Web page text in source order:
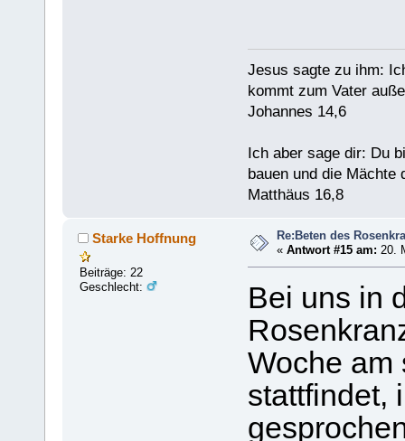
Jesus sagte zu ihm:
kommt zum Vater
Johannes 14,6
Ich aber sage dir: Du
bauen und die Mächte
Matthäus 16,8
Starke Hoffnung
Beiträge: 22
Geschlecht:
Re:Beten des
«Antwort #15 am: 20.
Bei uns in
Woche am
stattfindet,